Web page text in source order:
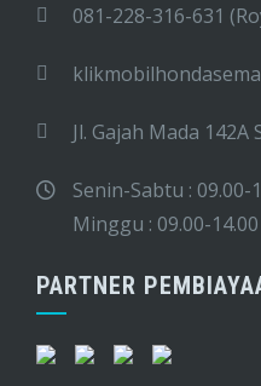
081-228-316-631
Jl. Gajah Mada 142A
Senin-Sabtu : 09.00-
Minggu : 09.00-
PARTNER